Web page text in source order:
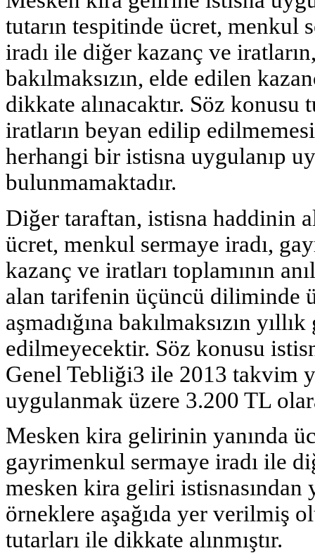
tutarın tespitinde ücret, menkul
iradı ile diğer kazanç ve
bakılmaksızın, elde edilen
dikkate alınacaktır. Söz konusu
iratların beyan edilip
herhangi bir istisna uygulanıp
bulunmamaktadır.
Diğer taraftan, istisna haddinin
ücret, menkul sermaye iradı,
kazanç ve iratları toplamının
alan tarifenin üçüncü diliminde
aşmadığına bakılmaksızın
edilmeyecektir. Söz konusu
Genel Tebliği3 ile 2013 takvim
uygulanmak üzere 3.200 TL
Mesken kira gelirinin yanında
gayrimenkul sermaye iradı ile
mesken kira geliri istisnasından
örneklere aşağıda yer verilmiş
tutarları ile dikkate alınmıştır.